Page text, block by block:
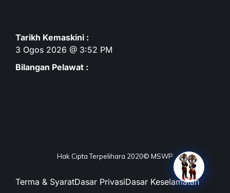
Tarikh Kemaskini :
3 Ogos 2026 @ 3:52 PM
Bilangan Pelawat :
Hak Cipta Terpelihara 2020© MSWP
Terma & SyaratDasar PrivasiDasar Keselamatan